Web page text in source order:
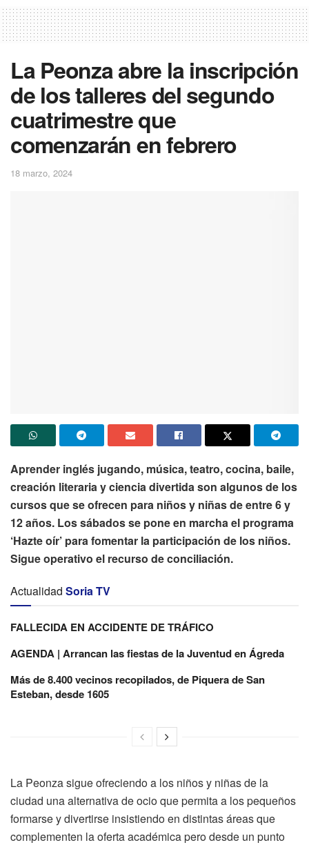
La Peonza abre la inscripción
de los talleres del segundo
cuatrimestre que
comenzarán en febrero
18 marzo, 2024
Aprender inglés jugando, música, teatro, cocina, baile,
creación literaria y ciencia divertida son algunos de los
cursos que se ofrecen para niños y niñas de entre 6 y
12 años. Los sábados se pone en marcha el programa
‘Hazte oír’ para fomentar la participación de los niños.
Sigue operativo el recurso de conciliación.
Actualidad Soria TV
FALLECIDA EN ACCIDENTE DE TRÁFICO
AGENDA | Arrancan las fiestas de la Juventud en Ágreda
Más de 8.400 vecinos recopilados, de Piquera de San
Esteban, desde 1605
La Peonza sigue ofreciendo a los niños y niñas de la
ciudad una alternativa de ocio que permita a los pequeños
formarse y divertirse insistiendo en distintas áreas que
complementen la oferta académica pero desde un punto